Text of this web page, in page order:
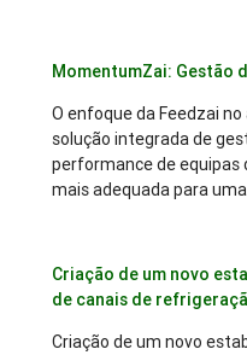
MomentumZai: Gestão
O enfoque da Feedzai
solução integrada de
performance de equipas
mais adequada para
Criação de um novo
de canais de
Criação de um novo